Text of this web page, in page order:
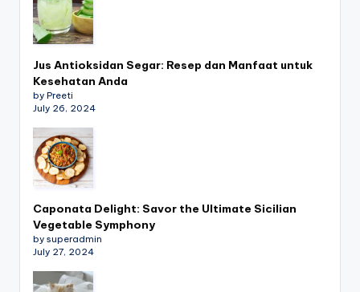
Jus Antioksidan Segar: Resep dan Manfaat untuk
Kesehatan Anda
by Preeti
July 26, 2024
Caponata Delight: Savor the Ultimate Sicilian
Vegetable Symphony
by superadmin
July 27, 2024